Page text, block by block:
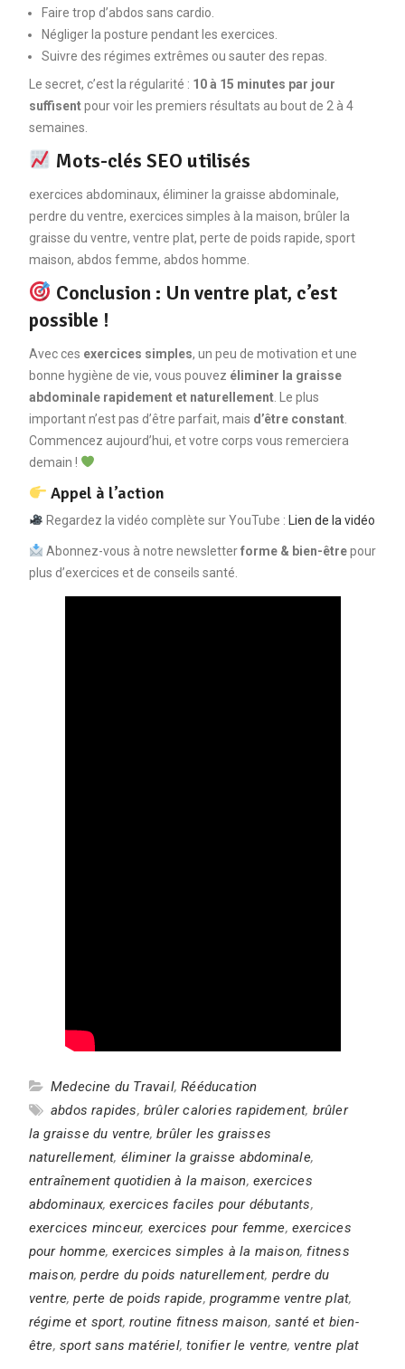
Faire trop d’abdos sans cardio.
Négliger la posture pendant les exercices.
Suivre des régimes extrêmes ou sauter des repas.
Le secret, c’est la régularité : 10 à 15 minutes par jour
suffisentpour voir les premiers résultats au bout de 2 à 4
semaines.
Mots-clés SEO utilisés
exercices abdominaux, éliminer la graisse abdominale,
perdre du ventre, exercices simples à la maison, brûler la
graisse du ventre, ventre plat, perte de poids rapide, sport
maison, abdos femme, abdos homme.
Conclusion : Un ventre plat, c’est
possible !
Avec ces exercices simples, un peu de motivation et une
bonne hygiène de vie, vous pouvez éliminer la graisse
abdominale rapidement et naturellement. Le plus
important n’est pas d’être parfait, mais d’être constant.
Commencez aujourd’hui, et votre corps vous remerciera
demain !
Appel à l’action
Regardez la vidéo complète sur YouTube : Lien de la vidéo
Abonnez-vous à notre newsletterforme & bien-êtrepour
plus d’exercices et de conseils santé.
Medecine du Travail,Rééducation
abdos rapides, brûler calories rapidement, brûler
la graisse du ventre,brûler les graisses
naturellement, éliminer la graisse abdominale,
entraînement quotidien à la maison, exercices
abdominaux,exercices faciles pour débutants,
exercices minceur, exercices pour femme, exercices
pour homme,exercices simples à la maison, fitness
maison,perdre du poids naturellement, perdre du
ventre,perte de poids rapide, programme ventre plat,
régime et sport,routine fitness maison, santé et bien-
être, sport sans matériel,tonifier le ventre, ventre plat